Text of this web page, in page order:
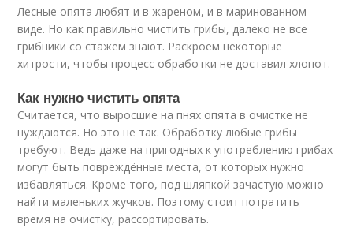
Лесные опята любят и в жареном, и в маринованном
виде. Но как правильно чистить грибы, далеко не все
грибники со стажем знают. Раскроем некоторые
хитрости, чтобы процесс обработки не доставил хлопот.
Как нужно чистить опята
Считается, что выросшие на пнях опята в очистке не
нуждаются. Но это не так. Обработку любые грибы
требуют. Ведь даже на пригодных к употреблению грибах
могут быть повреждённые места, от которых нужно
избавляться. Кроме того, под шляпкой зачастую можно
найти маленьких жучков. Поэтому стоит потратить
время на очистку, рассортировать.